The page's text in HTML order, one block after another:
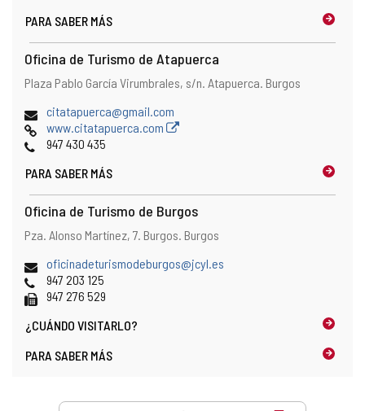
PARA SABER MÁS
Oficina de Turismo de Atapuerca
Dirección
Dirección
Plaza Pablo García Virumbrales, s/n. Atapuerca. Burgos
Dirección
de
correo
citatapuerca@gmail.com
Página
Web
www.citatapuerca.com
Teléfonos
947 430 435
PARA SABER MÁS
Oficina de Turismo de Burgos
Dirección
Dirección
Pza. Alonso Martínez, 7. Burgos. Burgos
Dirección
de
correo
electrónico
oficinadeturismodeburgos@jcyl.es
Teléfonos
947 203 125
Fax 947 276 529
¿CUÁNDO VISITARLO?
PARA SABER MÁS